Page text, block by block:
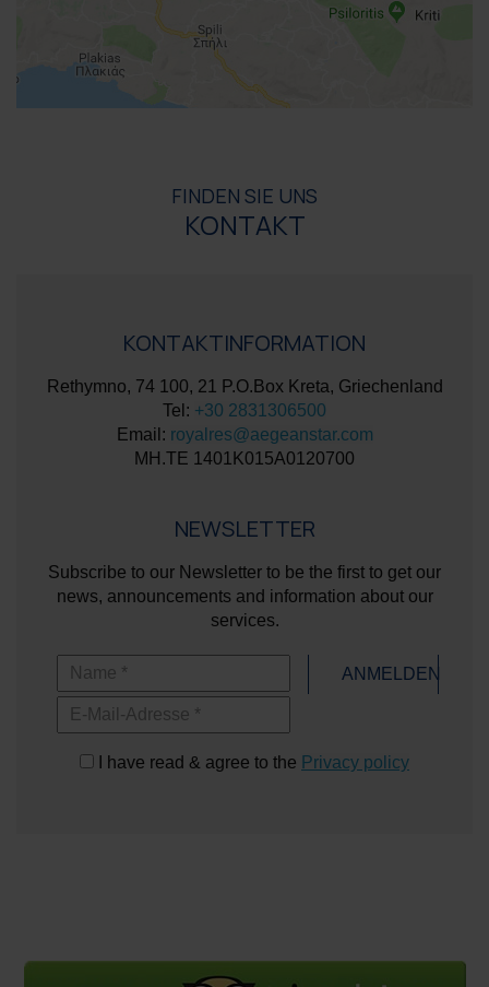
FINDEN SIE UNS
KONTAKT
KONTAKTINFORMATION
Rethymno, 74 100, 21 P.O.Box Kreta, Griechenland
Tel: +30 2831306500
Email: royalres@aegeanstar.com
ΜΗ.ΤΕ 1401K015A0120700
NEWSLETTER
Subscribe to our Newsletter to be the first to get our
news, announcements and information about our
services.
Name
E-Mail-Adresse
ANMELDEN
I have read & agree to the Privacy policy